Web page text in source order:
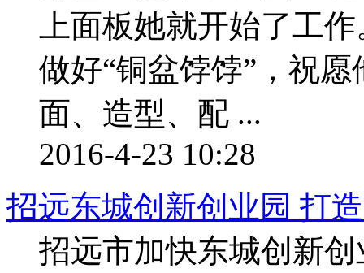
上面板她就开始了工
做好“铜盆饽饽”，祝
面、造型、配 ...
2016-4-23 10:28
招远东城创新创业园 打
招远市加快东城创新